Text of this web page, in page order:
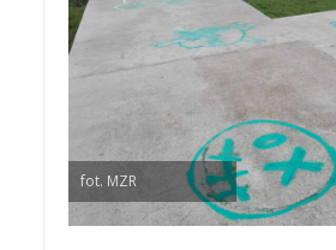
fot. MZR